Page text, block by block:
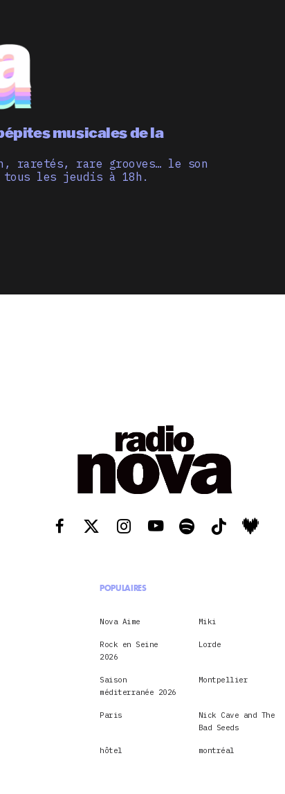
musicales de la
raretés, rare grooves… le son
tous les jeudis à 18h.
POPULAIRES
Nova Aime Miki
Rock en Seine
2026
Lorde
Saison
méditerranée 2026
Montpellier
Paris
Nick Cave and The
Bad Seeds
hôtel montréal